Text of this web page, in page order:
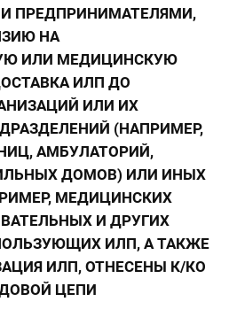
ПРЕДПРИНИМАТЕЛЯМИ,
НА
ИЛИ МЕДИЦИНСКУЮ
ИЛП ДО
ИЛИ ИХ
(НАПРИМЕР,
АМБУЛАТОРИЙ,
ДОМОВ) ИЛИ ИНЫХ
МЕДИЦИНСКИХ
И ДРУГИХ
ИЛП, А ТАКЖЕ
ИЛП, ОТНЕСЕНЫ К/КО
ЦЕПИ